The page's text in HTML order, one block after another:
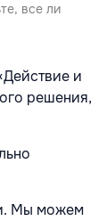
все ли
и
решения,
Мы можем